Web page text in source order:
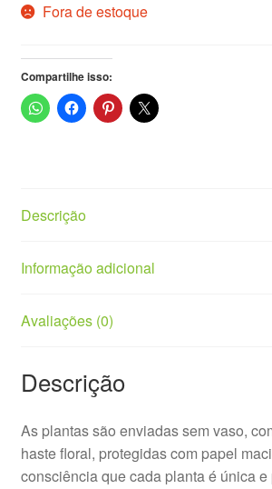
VasosFora de estoque
Compartilhe isso:
Descrição
Informação adicional
Avaliações (0)
Descrição
As plantas são enviadas sem vaso,
haste floral, protegidas com papel
consciência que cada planta é única e